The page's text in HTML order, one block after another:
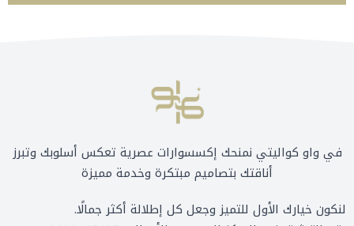
في واو كواليتي نمنحك إكسسوارات عصرية تعكس أسلوبك وتبرز
أناقتك بتصاميم مبتكرة وخدمة مميزة
لنكون خيارك الأول للتميز وجعل كل إطلالة أكثر جمالًا.